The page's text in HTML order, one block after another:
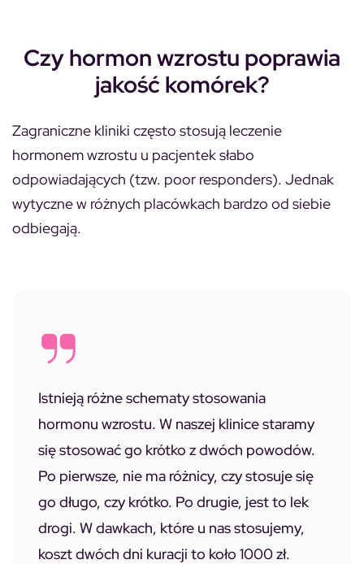
Czy hormon wzrostu poprawia
jakość komórek?
Zagraniczne kliniki często stosują leczenie
hormonem wzrostu u pacjentek słabo
odpowiadających (tzw. poor responders). Jednak
wytyczne w różnych placówkach bardzo od siebie
odbiegają.
Istnieją różne schematy stosowania
hormonu wzrostu. W naszej klinice staramy
się stosować go krótko z dwóch powodów.
Po pierwsze, nie ma różnicy, czy stosuje się
go długo, czy krótko. Po drugie, jest to lek
drogi. W dawkach, które u nas stosujemy,
koszt dwóch dni kuracji to koło 1000 zł.